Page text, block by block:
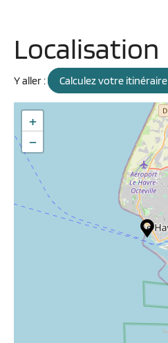
Localisation
Y aller : Calculez votre itinéraire
+
−